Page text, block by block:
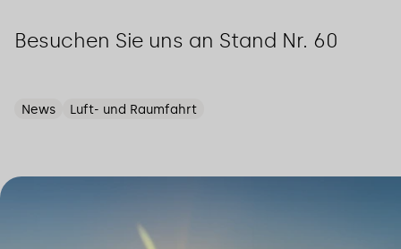
Besuchen Sie uns an Stand Nr. 60
News Luft- und Raumfahrt